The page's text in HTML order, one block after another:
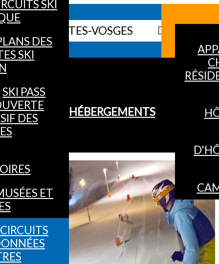
DES HAUTES-VOSGES
SKI
DES
SKI
SKI PASS
DES
ET
CIRCUITS
HÉBERGEMENTS